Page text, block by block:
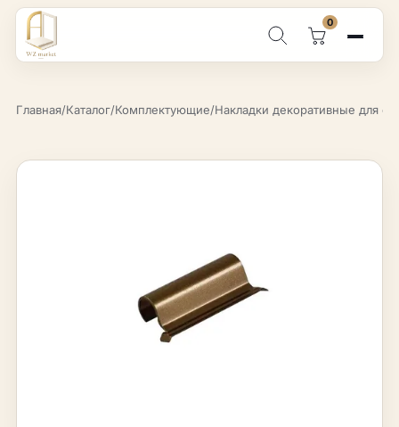
Поиск по каталогу
0
Главная/Каталог/Комплектующие/Накладки декоративные для